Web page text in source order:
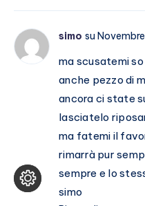
simo su
ma scusatemi
anche pezzo di
ancora ci state
lasciatelo
ma fatemi il
rimarrà pur
sempre e lo
simo